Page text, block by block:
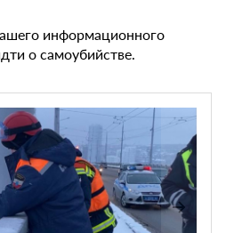
информационного
о самоубийстве.